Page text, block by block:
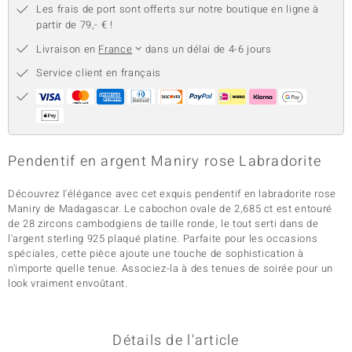
Les frais de port sont offerts sur notre boutique en ligne à
partir de 79,- € !
Livraison en France
dans un délai de 4-6 jours
Service client en français
Pendentif en argent Maniry rose Labradorite
Découvrez l'élégance avec cet exquis pendentif en labradorite rose
Maniry de Madagascar. Le cabochon ovale de 2,685 ct est entouré
de 28 zircons cambodgiens de taille ronde, le tout serti dans de
l'argent sterling 925 plaqué platine. Parfaite pour les occasions
spéciales, cette pièce ajoute une touche de sophistication à
n'importe quelle tenue. Associez-la à des tenues de soirée pour un
look vraiment envoûtant.
Détails de l'article